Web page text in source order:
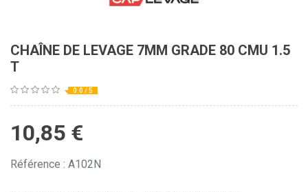
CHAÎNE DE LEVAGE 7MM GRADE 80 CMU 1.5
T
0.0 / 5
10,85 €
Référence : A102N